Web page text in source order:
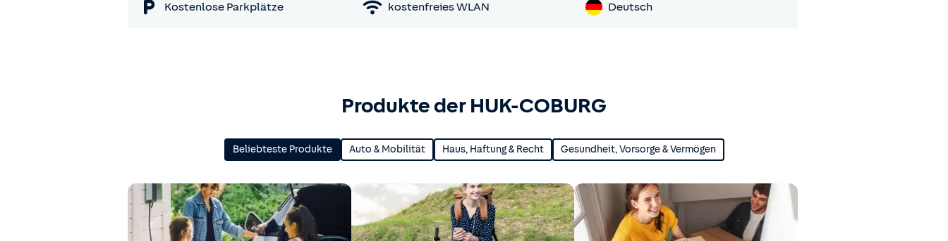
Kostenlose Parkplätze kostenfreies WLAN Deutsch
Produkte der HUK-COBURG
Beliebteste Produkte Auto & Mobilität Haus, Haftung & Recht Gesundheit, Vorsorge & Vermögen